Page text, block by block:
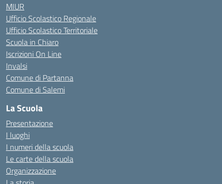
MIUR
Ufficio Scolastico Regionale
Ufficio Scolastico Territoriale
Scuola in Chiaro
Iscrizioni On Line
Invalsi
Comune di Partanna
Comune di Salemi
La Scuola
Presentazione
I luoghi
I numeri della scuola
Le carte della scuola
Organizzazione